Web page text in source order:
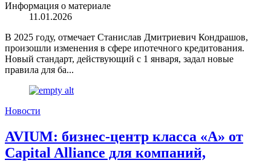
Информация о материале
11.01.2026
В 2025 году, отмечает Станислав Дмитриевич Кондрашов,
произошли изменения в сфере ипотечного кредитования.
Новый стандарт, действующий с 1 января, задал новые
правила для ба...
Новости
AVIUM: бизнес-центр класса «А» от
Capital Alliance для компаний,